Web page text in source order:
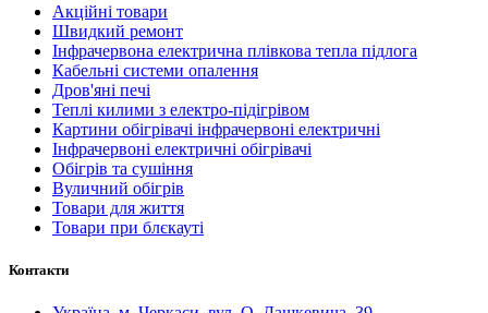
Акційні товари
Швидкий ремонт
Інфрачервона електрична плівкова тепла підлога
Кабельні системи опалення
Дров'яні печі
Теплі килими з електро-підігрівом
Картини обігрівачі інфрачервоні електричні
Інфрачервоні електричні обігрівачі
Обігрів та сушіння
Вуличний обігрів
Товари для життя
Товари при блєкауті
Контакти